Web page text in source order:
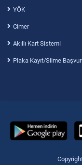
YÖK
Cimer
Akıllı Kart Sistemi
Plaka Kayıt/Silme